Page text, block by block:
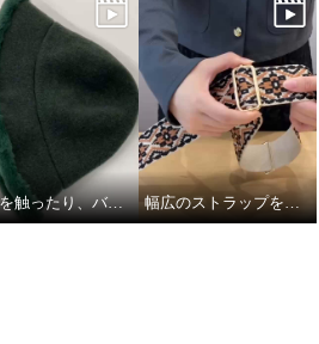
庇裏を触ったり、バスクをグニグニしたり。 幅広のストラップを取り付けてみました